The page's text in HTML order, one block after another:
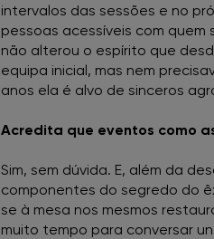
intervalos das sessões e no
pessoas acessíveis com
não alterou o espírito que
equipa inicial, mas nem
anos ela é alvo de sinceros
Acredita que eventos como
Sim, sem dúvida. E, além da
componentes do segredo do
se à mesa nos mesmos
muito tempo para conversar